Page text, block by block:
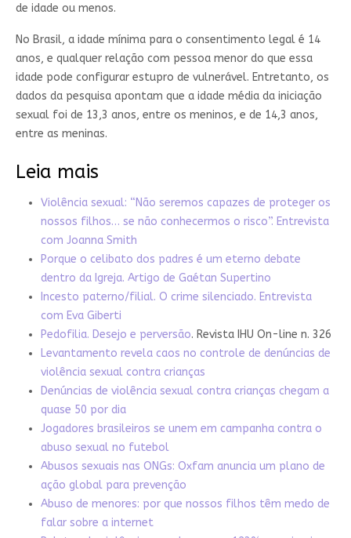
de idade ou menos.
No Brasil, a idade mínima para o consentimento legal é 14
anos, e qualquer relação com pessoa menor do que essa
idade pode configurar estupro de vulnerável. Entretanto, os
dados da pesquisa apontam que a idade média da iniciação
sexual foi de 13,3 anos, entre os meninos, e de 14,3 anos,
entre as meninas.
Leia mais
Violência sexual: “Não seremos capazes de proteger os
nossos filhos… se não conhecermos o risco”. Entrevista
com Joanna Smith
Porque o celibato dos padres é um eterno debate
dentro da Igreja. Artigo de Gaétan Supertino
Incesto paterno/filial. O crime silenciado. Entrevista
com Eva Giberti
Pedofilia. Desejo e perversão. Revista IHU On-line n. 326
Levantamento revela caos no controle de denúncias de
violência sexual contra crianças
Denúncias de violência sexual contra crianças chegam a
quase 50 por dia
Jogadores brasileiros se unem em campanha contra o
abuso sexual no futebol
Abusos sexuais nas ONGs: Oxfam anuncia um plano de
ação global para prevenção
Abuso de menores: por que nossos filhos têm medo de
falar sobre a internet